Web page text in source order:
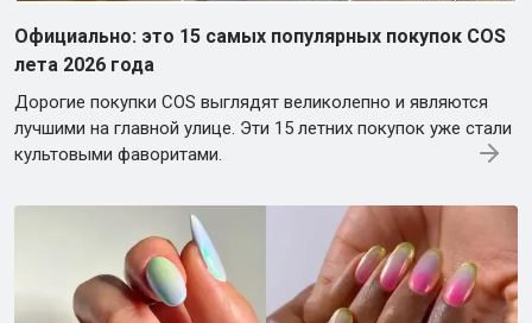
Официально: это 15 самых популярных покупок COS
лета 2026 года
Дорогие покупки COS выглядят великолепно и являются
лучшими на главной улице. Эти 15 летних покупок уже стали
культовыми фаворитами.